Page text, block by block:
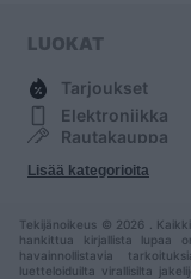
LUOKAT
Tarjoukset
Elektroniikka
Rautakauppa
Urheilu
Lisää kategorioita
Tekijänoikeus © 2026 .
hankittua kirjallista lupaa
havainnollistavia
luetteloiduilta virallisilta